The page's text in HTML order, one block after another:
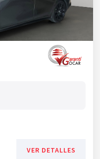
VER DETALLES